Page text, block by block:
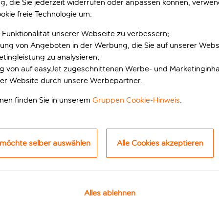
7 Nächtein Altura ab
UND
Sehenswürdigkeiten oder unvergessliche
in Lissabon
die Sie jederzeit widerrufen oder anpassen können,
freie Technologie um:
unserer Webseite zu verbessern;
von Angeboten in der Werbung, die Sie auf unserer
zu analysieren;
von auf easyJet zugeschnittenen Werbe- und
Website durch unsere Werbepartner.
finden Sie in unserem Gruppen Cookie-Hinweis
selber auswählen Alle Cookies akzeptieren
Alles ablehnen